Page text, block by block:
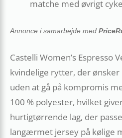
matche med øvrigt
Annonce i samarbejde med
Castelli Women’s Espresso
kvindelige rytter, der
uden at gå på kompromis
100 % polyester, hvilket
hurtigtørrende lag, der
langærmet jersey på kølige